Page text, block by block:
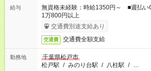
給与
無資格未経験：時給1350円～ ■週払
1万800円以上
交通費別途支給あり
交通費 交通費全額支給
勤務地
千葉県松戸市
松戸駅 / みのり台駅 / 八柱駅 / …